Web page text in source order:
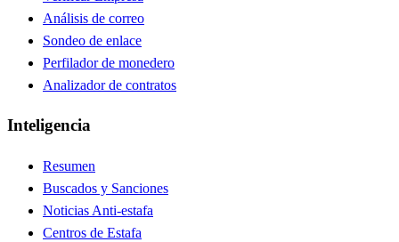
Análisis de correo
Sondeo de enlace
Perfilador de monedero
Analizador de contratos
Inteligencia
Resumen
Buscados y Sanciones
Noticias Anti-estafa
Centros de Estafa